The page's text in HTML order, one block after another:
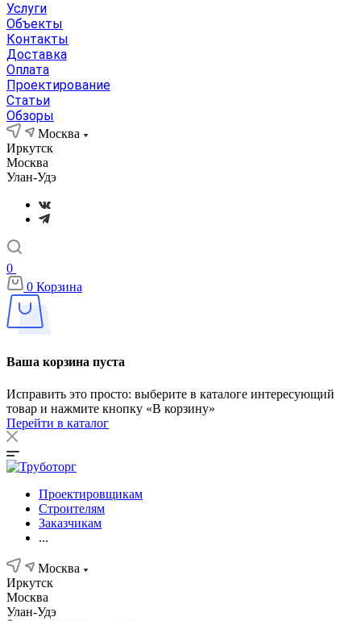
Услуги
Объекты
Контакты
Доставка
Оплата
Проектирование
Статьи
Обзоры
Москва
Иркутск
Москва
Улан-Удэ
0
0 Корзина
Ваша корзина пуста
Исправить это просто: выберите в каталоге интересующий
товар и нажмите кнопку «В корзину»
Перейти в каталог
Проектировщикам
Строителям
Заказчикам
...
Москва
Иркутск
Москва
Улан-Удэ